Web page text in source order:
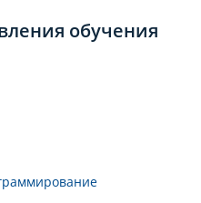
обучения